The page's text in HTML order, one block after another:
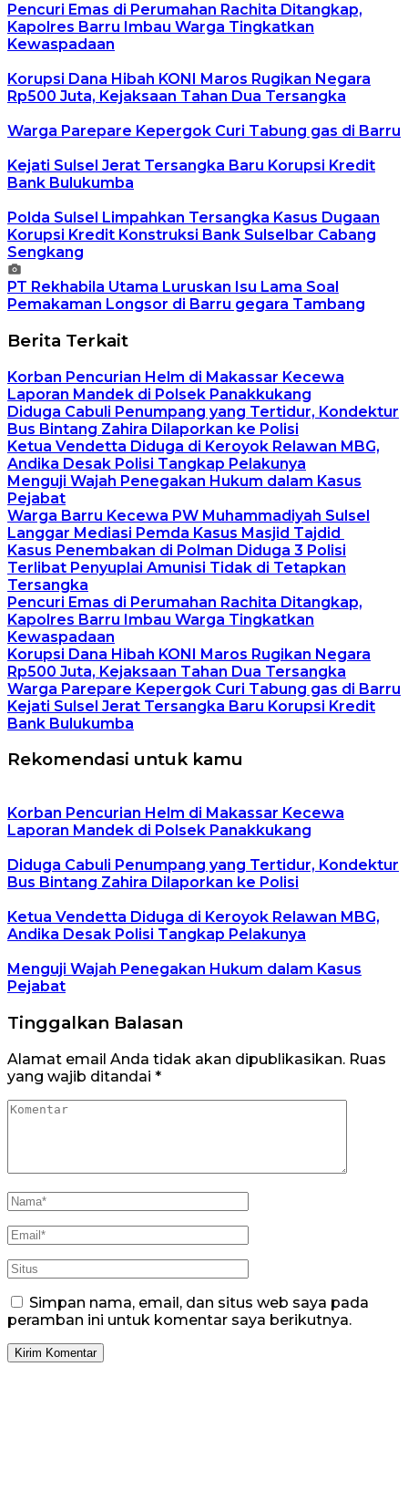
Pencuri Emas di Perumahan Rachita Ditangkap,
Kapolres Barru Imbau Warga Tingkatkan
Kewaspadaan
Korupsi Dana Hibah KONI Maros Rugikan Negara
Rp500 Juta, Kejaksaan Tahan Dua Tersangka
Warga Parepare Kepergok Curi Tabung gas di Barru
Kejati Sulsel Jerat Tersangka Baru Korupsi Kredit
Bank Bulukumba
Polda Sulsel Limpahkan Tersangka Kasus Dugaan
Korupsi Kredit Konstruksi Bank Sulselbar Cabang
Sengkang
PT Rekhabila Utama Luruskan Isu Lama Soal
Pemakaman Longsor di Barru gegara Tambang
Berita Terkait
Korban Pencurian Helm di Makassar Kecewa
Laporan Mandek di Polsek Panakkukang
Diduga Cabuli Penumpang yang Tertidur, Kondektur
Bus Bintang Zahira Dilaporkan ke Polisi
Ketua Vendetta Diduga di Keroyok Relawan MBG,
Andika Desak Polisi Tangkap Pelakunya
Menguji Wajah Penegakan Hukum dalam Kasus
Pejabat
Warga Barru Kecewa PW Muhammadiyah Sulsel
Langgar Mediasi Pemda Kasus Masjid Tajdid
Kasus Penembakan di Polman Diduga 3 Polisi
Terlibat Penyuplai Amunisi Tidak di Tetapkan
Tersangka
Pencuri Emas di Perumahan Rachita Ditangkap,
Kapolres Barru Imbau Warga Tingkatkan
Kewaspadaan
Korupsi Dana Hibah KONI Maros Rugikan Negara
Rp500 Juta, Kejaksaan Tahan Dua Tersangka
Warga Parepare Kepergok Curi Tabung gas di Barru
Kejati Sulsel Jerat Tersangka Baru Korupsi Kredit
Bank Bulukumba
Rekomendasi untuk kamu
Korban Pencurian Helm di Makassar Kecewa
Laporan Mandek di Polsek Panakkukang
Diduga Cabuli Penumpang yang Tertidur, Kondektur
Bus Bintang Zahira Dilaporkan ke Polisi
Ketua Vendetta Diduga di Keroyok Relawan MBG,
Andika Desak Polisi Tangkap Pelakunya
Menguji Wajah Penegakan Hukum dalam Kasus
Pejabat
Tinggalkan Balasan
Alamat email Anda tidak akan dipublikasikan. Ruas
yang wajib ditandai *
Simpan nama, email, dan situs web saya pada
peramban ini untuk komentar saya berikutnya.